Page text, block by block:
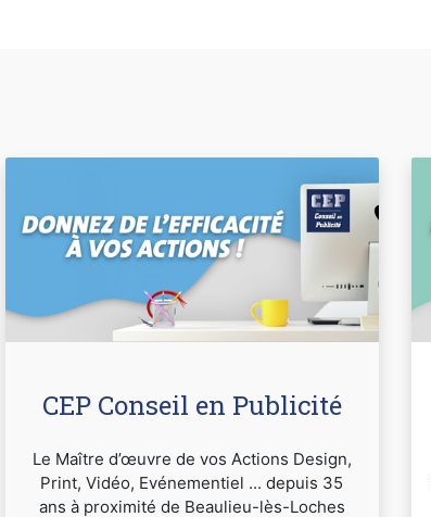
CEP Conseil en Publicité
Le Maître d’œuvre de vos Actions Design,
Print, Vidéo, Evénementiel ... depuis 35
ans à proximité de Beaulieu-lès-Loches